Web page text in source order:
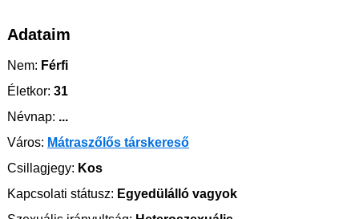
Adataim
Nem: Férfi
Életkor: 31
Névnap: ...
Város: Mátraszőlős társkereső
Csillagjegy: Kos
Kapcsolati státusz: Egyedülálló vagyok